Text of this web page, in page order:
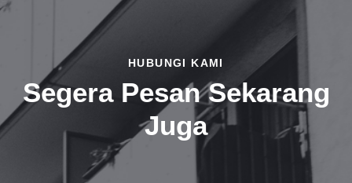
HUBUNGI KAMI
Segera Pesan Sekarang
Juga